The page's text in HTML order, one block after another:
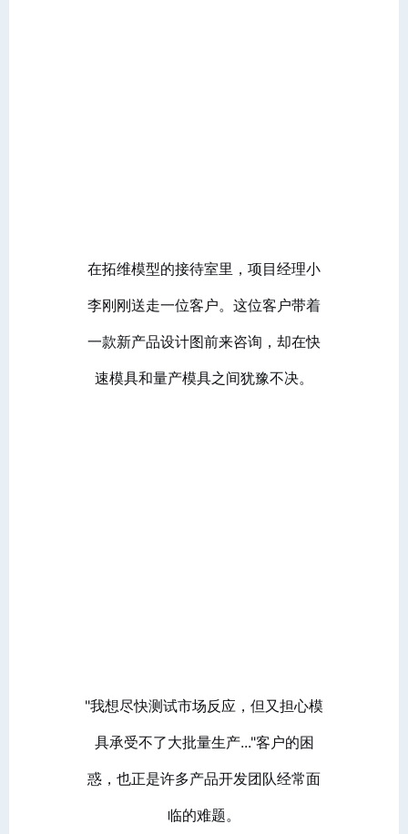
在拓维模型的接待室里，项目经理小
李刚刚送走一位客户。这位客户带着
一款新产品设计图前来咨询，却在快
速模具和量产模具之间犹豫不决。
"我想尽快测试市场反应，但又担心模
具承受不了大批量生产..."客户的困
惑，也正是许多产品开发团队经常面
临的难题。